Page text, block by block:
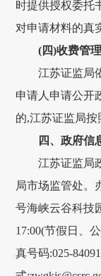
时提供授权委托
对申请材料的真
(四)收费管理
江苏证监局
申请人申请公开
的,江苏证监局按
四、政府信
江苏证监局
局市场监管处。
号海峡云谷科技
17:00(节假日、
真号码:025-